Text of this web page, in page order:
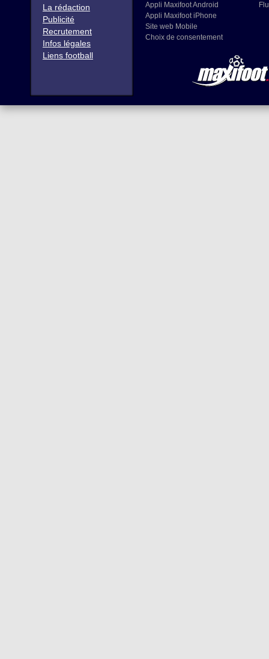
La rédaction
Publicité
Recrutement
Infos légales
Liens football
Appli Maxifoot Android
Appli Maxifoot iPhone
Site web Mobile
Choix de consentement